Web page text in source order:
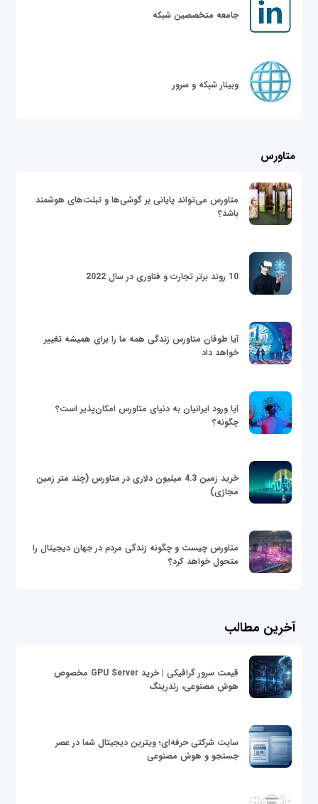
جامعه متخصصین شبکه
وبینار شبکه و سرور
متاورس
متاورس می‌تواند پایانی بر گوشی‌ها و تبلت‌های هوشمند
باشد؟
10 روند برتر تجارت و فناوری در سال 2022
آیا طوفان متاورس زندگی همه ما را برای همیشه تغییر
خواهد داد
آیا ورود ایرانیان به دنیای متاورس امکان‌پذیر است؟
چگونه؟
خرید زمین 4.3 میلیون دلاری در متاورس (چند متر زمین
مجازی)
متاورس چیست و چگونه زندگی مردم در جهان دیجیتال را
متحول خواهد کرد؟
آخرین مطالب
قیمت سرور گرافیکی | خرید GPU Server مخصوص
هوش مصنوعی، رندرینگ
سایت شرکتی حرفه‌ای؛ ویترین دیجیتال شما در عصر
جستجو و هوش مصنوعی